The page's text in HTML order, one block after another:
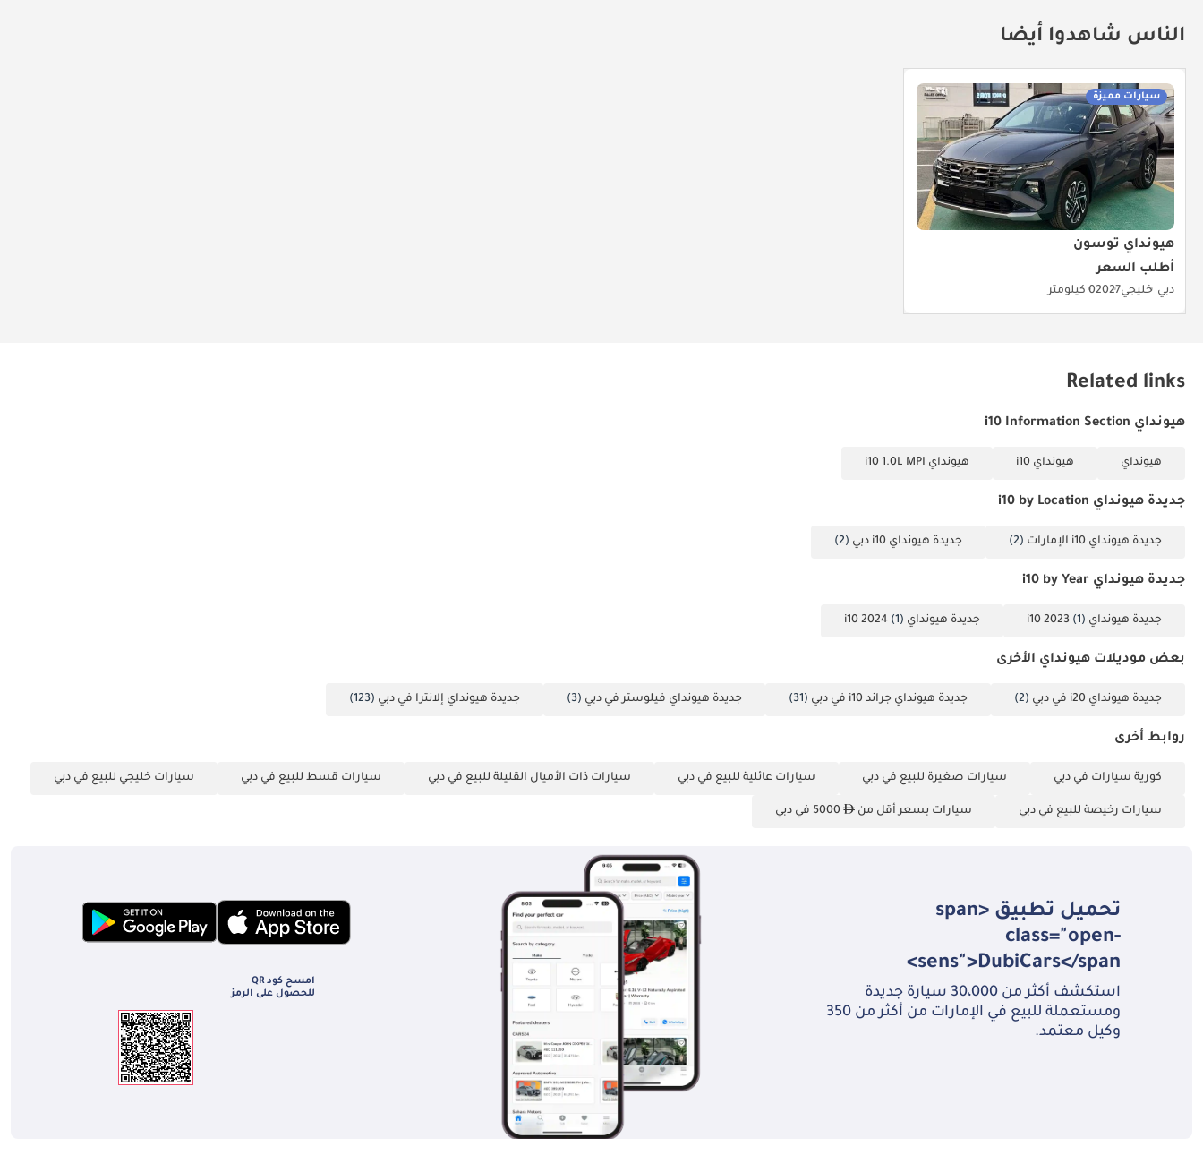
الناس شاهدوا أيضا
سيارات مميزة
هيونداي توسون
أطلب السعر
دبي خليجي20270 كيلومتر
Related links
هيونداي i10 Information Section
هيونداي هيونداي i10 هيونداي i10 1.0L MPI
جديدة هيونداي i10 by Location
جديدة هيونداي i10 الإمارات (2) جديدة هيونداي i10 دبي (2)
جديدة هيونداي i10 by Year
جديدة هيونداي i10 2023 (1) جديدة هيونداي i10 2024 (1)
بعض موديلات هيونداي الأخرى
جديدة هيونداي i20 في دبي (2) جديدة هيونداي جراند i10 في دبي (31) جديدة هيونداي فيلوستر في دبي (3) جديدة هيونداي إلانترا في دبي (123)
روابط أخرى
كورية سيارات في دبي سيارات صغيرة للبيع في دبي سيارات عائلية للبيع في دبي سيارات ذات الأميال القليلة للبيع في دبي سيارات قسط للبيع في دبي سيارات خليجي للبيع في دبي
سيارات رخيصة للبيع في دبي سيارات بسعر أقل من 5000 في دبي
تحميل تطبيق <span
class="open-
sens">DubiCars</span>
استكشف أكثر من 30،000 سيارة جديدة
ومستعملة للبيع في الإمارات من أكثر من 350
وكيل معتمد.
امسح كود QR
للحصول على الرمز